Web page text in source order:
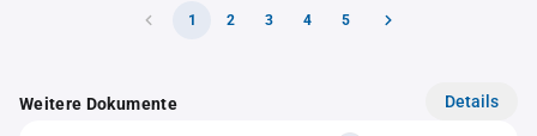
1 2 3 4 5
Weitere Dokumente Details